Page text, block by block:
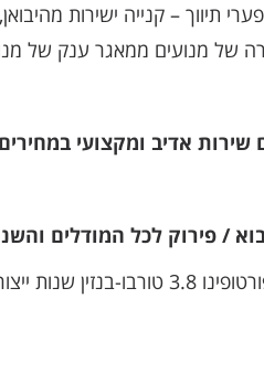
תיווך – קנייה ישירות
של מנועים ממאגר ענק של
אדיב ומקצועי
/ פירוק לכל המודלים
2018, 2019, 2020